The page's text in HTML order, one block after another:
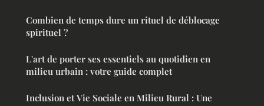
Combien de temps dure un rituel de déblocage
spirituel ?
L'art de porter ses essentiels au quotidien en
milieu urbain : votre guide complet
Inclusion et Vie Sociale en Milieu Rural : Une